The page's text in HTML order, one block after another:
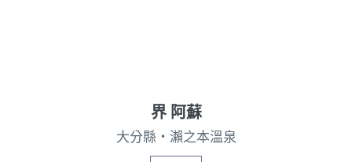
界 阿蘇
大分縣・瀨之本溫泉